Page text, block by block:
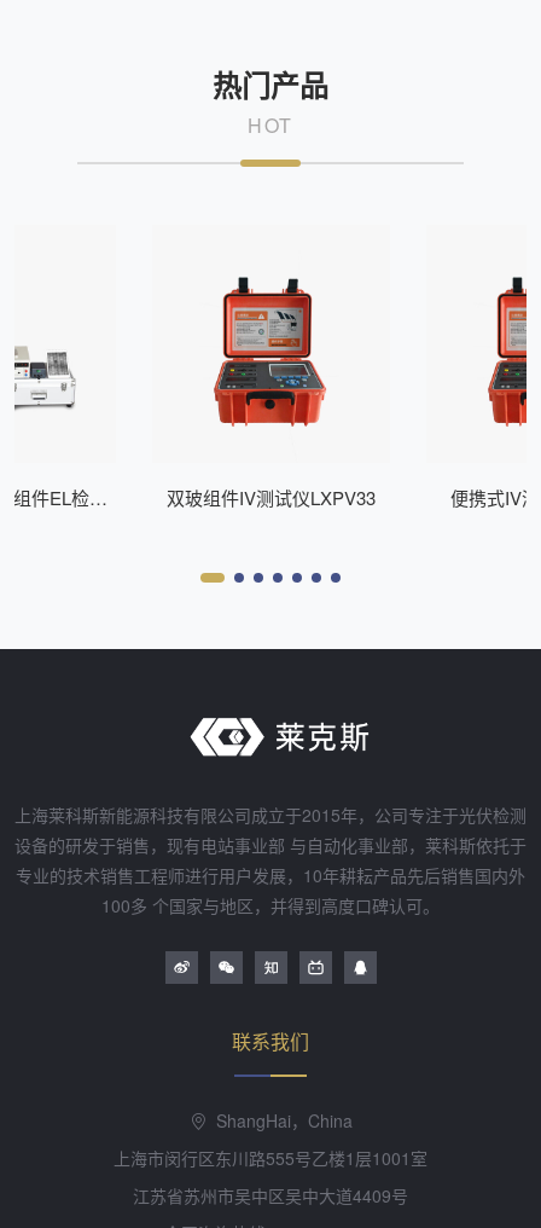
热门产品
HOT
组件EL检测
双玻组件IV测试仪LXPV33 便携式IV
上海莱科斯新能源科技有限公司成立于2015年，公司专注于光伏检测
设备的研发于销售，现有电站事业部 与自动化事业部，莱科斯依托于
专业的技术销售工程师进行用户发展，10年耕耘产品先后销售国内外
100多 个国家与地区，并得到高度口碑认可。
联系我们
ShangHai，China
上海市闵行区东川路555号乙楼1层1001室
江苏省苏州市吴中区吴中大道4409号